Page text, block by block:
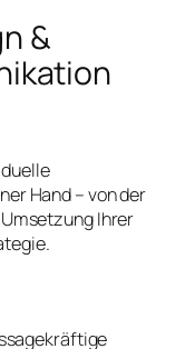
&
Hand – von der
Ihrer